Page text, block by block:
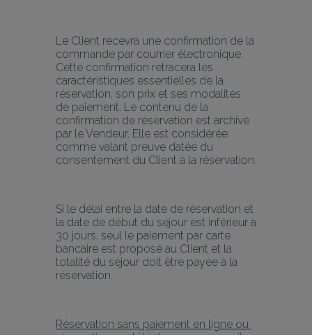
Le Client recevra une confirmation de la
commande par courrier électronique.
Cette confirmation retracera les
caractéristiques essentielles de la
réservation, son prix et ses modalités
de paiement. Le contenu de la
confirmation de réservation est archivé
par le Vendeur. Elle est considérée
comme valant preuve datée du
consentement du Client à la réservation.
Si le délai entre la date de réservation et
la date de début du séjour est inférieur à
30 jours, seul le paiement par carte
bancaire est proposé au Client et la
totalité du séjour doit être payée à la
réservation.
Réservation sans paiement en ligne ou